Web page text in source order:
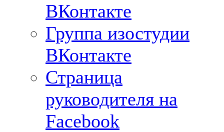
ВКонтакте
Группа изостудии
ВКонтакте
Страница
руководителя на
Facebook